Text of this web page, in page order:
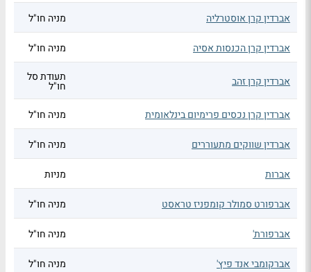
אברדין קרן אוסטרליה
מניה חו"ל
אברדין קרן הכנסות אסיה מניה חו"ל
אברדין קרן זהב תעודת סל
חו"ל
אברדין קרן נכסים פרימיום בינלאומית
מניה חו"ל
אברדין שווקים מתעוררים מניה חו"ל
אברות מניות
אברפורט סמולר קומפניז טראסט מניה חו"ל
אברפורת' מניה חו"ל
אברקומבי אנד פיץ' מניה חו"ל